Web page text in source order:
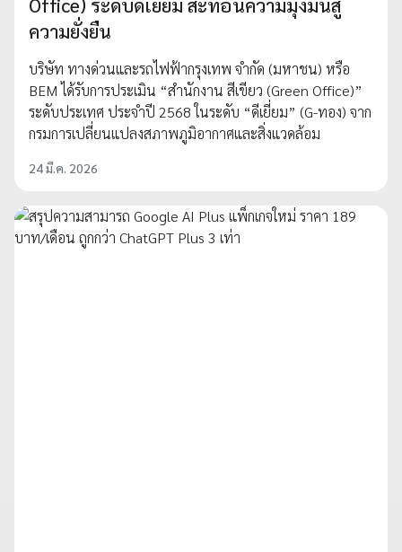
Office) ระดับดีเยี่ยม สะท้อนความมุ่งมั่นสู่
ความยั่งยืน
บริษัท ทางด่วนและรถไฟฟ้ากรุงเทพ จำกัด (มหาชน) หรือ
BEM ได้รับการประเมิน “สำนักงาน สีเขียว (Green Office)”
ระดับประเทศ ประจำปี 2568 ในระดับ “ดีเยี่ยม” (G-ทอง) จาก
กรมการเปลี่ยนแปลงสภาพภูมิอากาศและสิ่งแวดล้อม
24 มี.ค. 2026